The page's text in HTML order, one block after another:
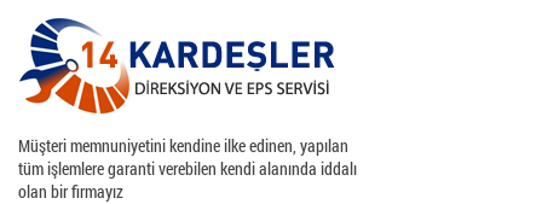
Müşteri memnuniyetini kendine ilke edinen, yapılan
tüm işlemlere garanti verebilen kendi alanında iddalı
olan bir firmayız